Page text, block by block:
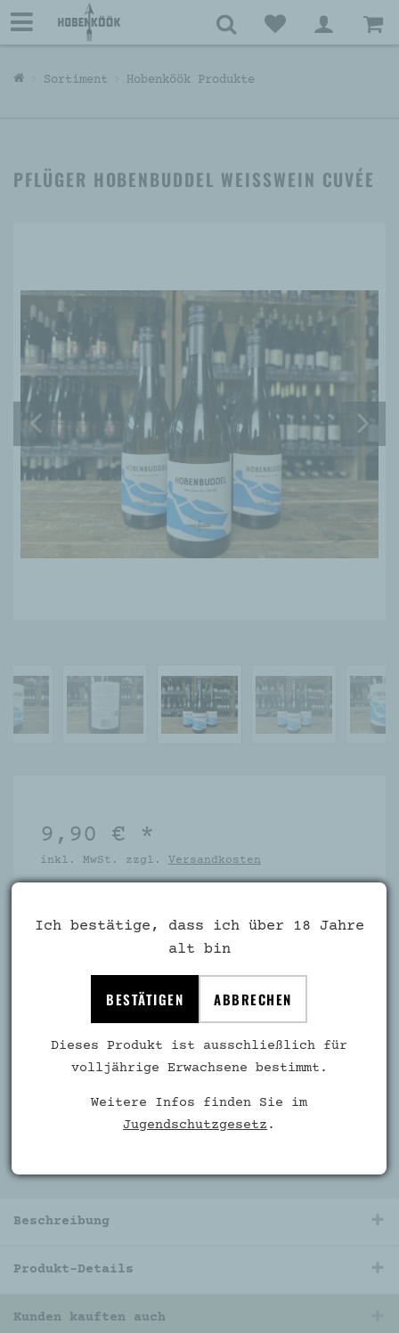
Sortiment Hobenköök Produkte
PFLÜGER HOBENBUDDEL WEISSWEIN CUVÉE
9,90 € *
inkl. MwSt. zzgl. Versandkosten
Verfügbar
IN DEN WARENKORB
Beschreibung
Produkt-Details
Kunden kauften auch
Ich bestätige, dass ich über 18 Jahre
alt bin
BESTÄTIGEN ABBRECHEN
Dieses Produkt ist ausschließlich für
volljährige Erwachsene bestimmt.
Weitere Infos finden Sie im
Jugendschutzgesetz .